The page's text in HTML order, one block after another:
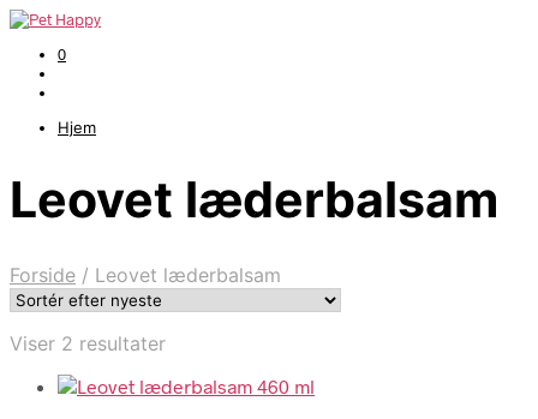
0
Hjem
Leovet læderbalsam
Forside / Leovet læderbalsam
Viser 2 resultaterSorteret
seneste